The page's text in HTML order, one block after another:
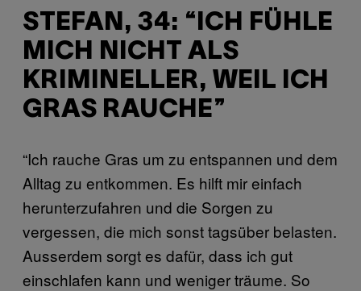
STEFAN, 34: “ICH FÜHLE
MICH NICHT ALS
KRIMINELLER, WEIL ICH
GRAS RAUCHE”
“Ich rauche Gras um zu entspannen und dem
Alltag zu entkommen. Es hilft mir einfach
herunterzufahren und die Sorgen zu
vergessen, die mich sonst tagsüber belasten.
Ausserdem sorgt es dafür, dass ich gut
einschlafen kann und weniger träume. So